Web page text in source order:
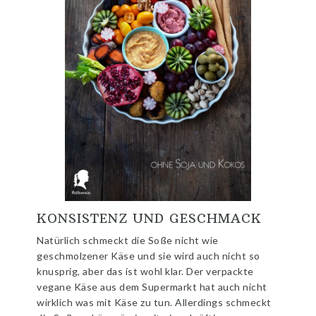
KONSISTENZ UND GESCHMACK
Natürlich schmeckt die Soße nicht wie
geschmolzener Käse und sie wird auch nicht so
knusprig, aber das ist wohl klar. Der verpackte
vegane Käse aus dem Supermarkt hat auch nicht
wirklich was mit Käse zu tun. Allerdings schmeckt